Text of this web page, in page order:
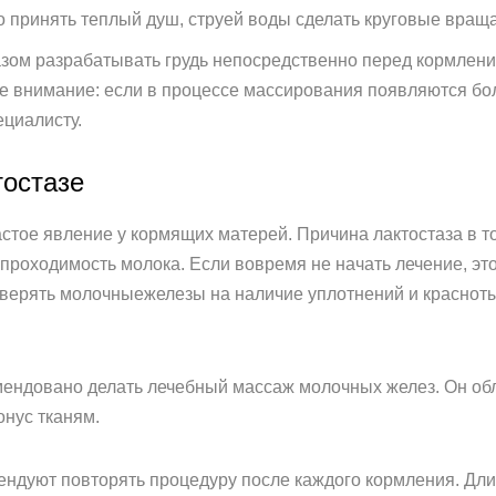
теплый душ, струей воды сделать круговые
разрабатывать грудь непосредственно перед
внимание: если в процессе массирования появляются
явление у кормящих матерей. Причина лактостаза в
молока. Если вовремя не начать лечение,
молочныежелезы на наличие уплотнений и
делать лечебный массаж молочных желез. Он
тканям.
повторять процедуру после каждого кормления.